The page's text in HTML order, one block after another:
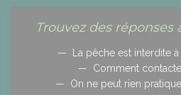
Trouvez des réponses
La pêche est interdite à
Comment
On ne peut rien